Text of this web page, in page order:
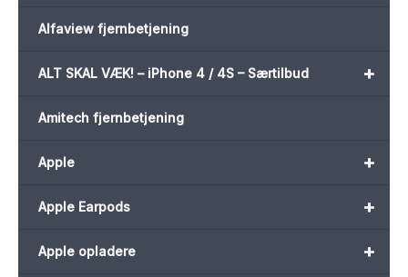
Alfaview fjernbetjening
+
ALT SKAL VÆK! – iPhone 4 / 4S – Særtilbud
Amitech fjernbetjening
+
Apple
+
Apple Earpods
+
Apple opladere